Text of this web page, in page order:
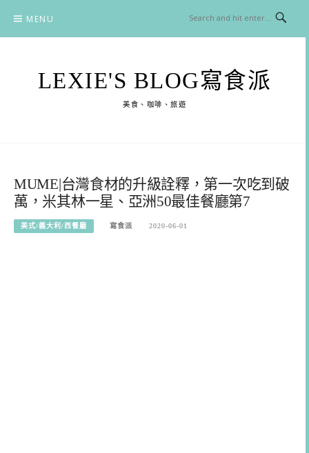
content
MENU
LEXIE'S BLOG寫食派
美食、咖啡、旅遊
MUME|台灣食材的升級詮釋，第一次吃到破
萬，米其林一星、亞洲50最佳餐廳第7
美式/義大利/西餐廳 寫食派 2020-06-01